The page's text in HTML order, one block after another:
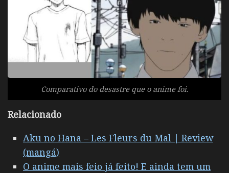
Comparativo do desastre que o anime foi.
Relacionado
Aku no Hana – Les Fleurs du Mal | Review
(mangá)
O anime mais feio já feito! E ainda tem um